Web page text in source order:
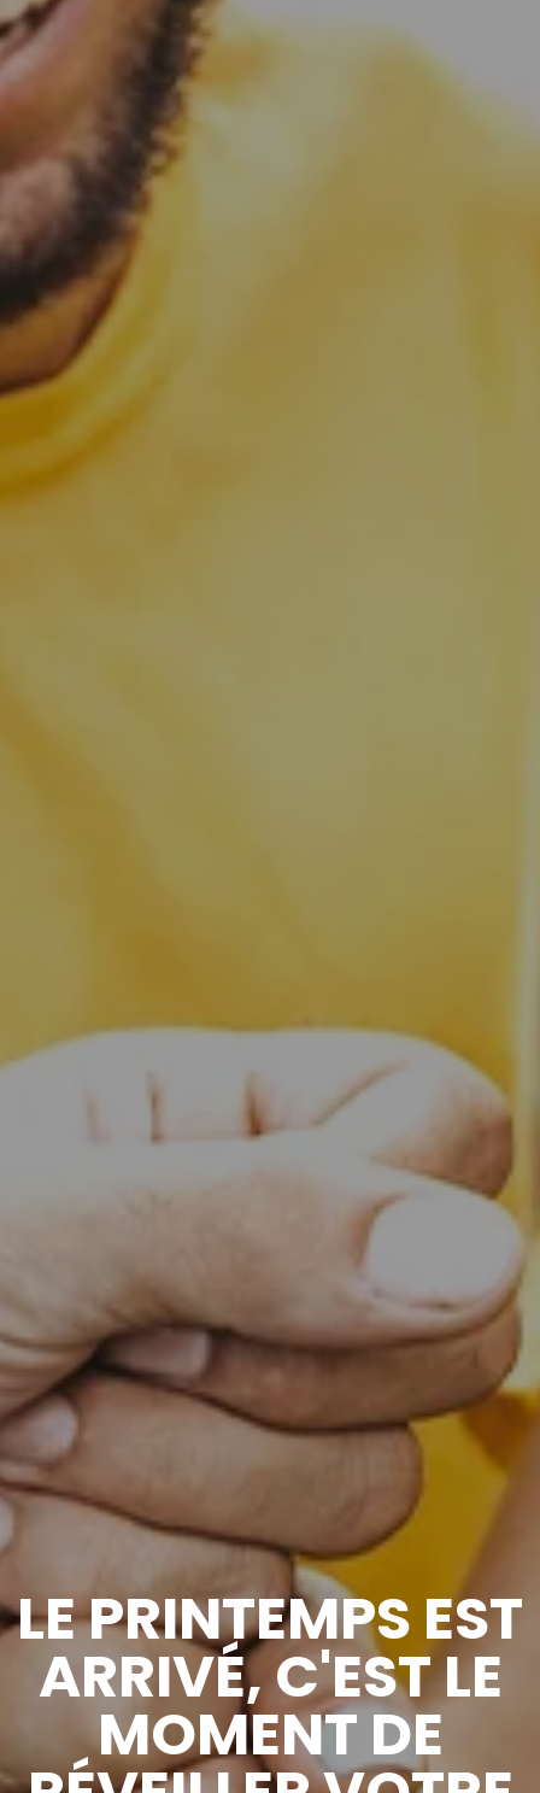
LE PRINTEMPS EST
ARRIVÉ, C'EST LE
MOMENT DE